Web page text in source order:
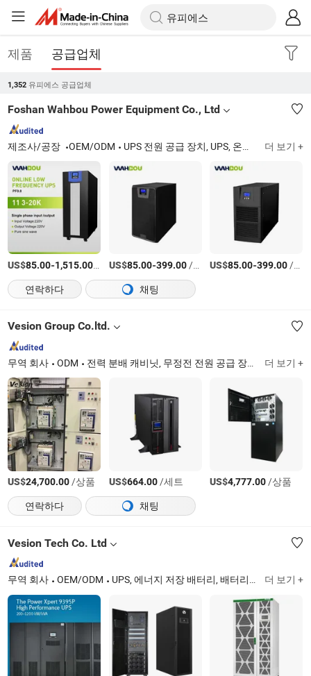
제품 공급업체
1,352 유피에스 공급업체
Foshan Wahbou Power Equipment Co., Ltd
제조사/공장 OEM/ODM UPS 전원 공급 장치, UPS, 온라인 UPS, 태양광 인버터, 모듈 UPS, 저주파 UPS, 고주파 UPS, 산업용 UPS, 의료용 UPS, 무정전 전원 공급 장치, 배터리 더 보기 +
US$85.00-1,515.00/세트US$85.00-399.00/세트 US$85.00-399.00/세트
연락하다
채팅
Vesion Group Co.ltd.
무역 회사 ODM 전력 분배 캐비닛, 무정전 전원 공급 장치, 배터리, 열 관리, 데이터 센터 더 보기 +
US$24,700.00/상품 US$664.00/세트 US$4,777.00/상품
연락하다
채팅
Vesion Tech Co. Ltd
무역 회사 OEM/ODM UPS, 에너지 저장 배터리, 배터리, 온라인 UPS, 정적 전환 스위치, PDU, 냉각 더 보기 +